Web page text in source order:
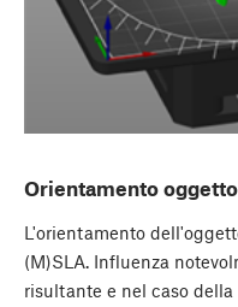
Orientamento oggetto
L'orientamento
(M)SLA. Influenza
risultante e nel caso